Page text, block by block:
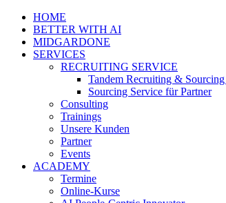
HOME
BETTER WITH AI
MIDGARDONE
SERVICES
RECRUITING SERVICE
Tandem Recruiting &
Sourcing Service für Partner
Consulting
Trainings
Unsere Kunden
Partner
Events
ACADEMY
Termine
Online-Kurse